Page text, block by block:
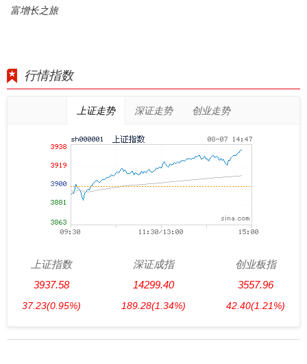
富增长之旅
行情指数
上证走势 深证走势 创业走势
上证指数
3937.58
37.23(0.95%)
深证成指
14299.40
189.28(1.34%)
创业板指
3557.96
42.40(1.21%)